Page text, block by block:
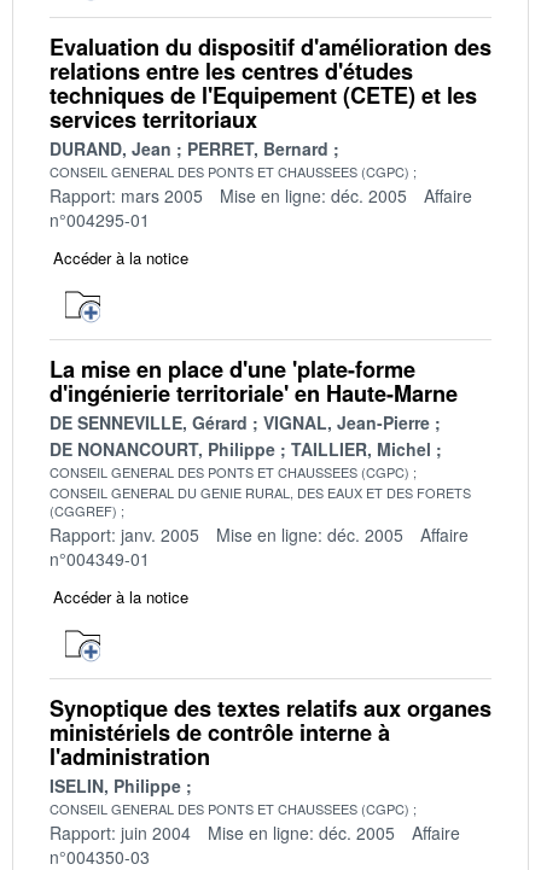
Evaluation du dispositif d'amélioration des
relations entre les centres d'études
techniques de l'Equipement (CETE) et les
services territoriaux
DURAND, Jean PERRET, Bernard
CONSEIL GENERAL DES PONTS ET CHAUSSEES (CGPC)
Rapport: mars 2005 Mise en ligne: déc. 2005
Affaire
n°004295-01
Accéder à la notice
La mise en place d'une 'plate-forme
d'ingénierie territoriale' en Haute-Marne
DE SENNEVILLE, Gérard
VIGNAL, Jean-Pierre
DE NONANCOURT, Philippe
TAILLIER, Michel
CONSEIL GENERAL DES PONTS ET CHAUSSEES (CGPC)
CONSEIL GENERAL DU GENIE RURAL, DES EAUX ET DES FORETS
(CGGREF)
Rapport: janv. 2005 Mise en ligne: déc. 2005
Affaire
n°004349-01
Accéder à la notice
Synoptique des textes relatifs aux organes
ministériels de contrôle interne à
l'administration
ISELIN, Philippe
CONSEIL GENERAL DES PONTS ET CHAUSSEES (CGPC)
Rapport: juin 2004 Mise en ligne: déc. 2005
Affaire
n°004350-03